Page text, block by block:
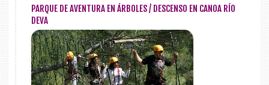
PARQUE DE AVENTURA EN ÁRBOLES / DESCENSO EN CANOA RÍO
DEVA